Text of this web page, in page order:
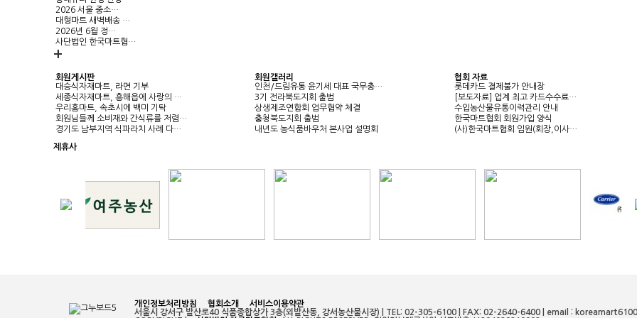
2026 서울 중소…
대형마트 새벽배송 …
2026년 6월 정…
사단법인 한국마트협…
+
회원게시판
대승식자재마트, 라면 기부
세종식자재마트, 흥해읍에 사랑의 …
우리홈마트, 속초시에 백미 기탁
회원님들께 소비재와 간식류를 저렴…
경기도 남부지역 식파라치 사례 다…
회원갤러리
인천/드림유통 윤기세 대표 국무총…
3기 전라북도지회 출범
상생제조연합회 업무협약 체결
충청북도지회 출범
내년도 농식품바우처 본사업 설명회
협회 자료
롯데카드 결제불가 안내장
[보도자료] 업계 최고 카드수수료…
수입농산물유통이력관리 안내
한국마트협회 회원가입 양식
(사)한국마트협회 임원(회장,이사…
제휴사
개인정보처리방침 협회소개
서비스이용약관
서울시 강서구 발산로40 식품종합상가 3층(외발산동, 강서농산물시장) | TEL: 02-305-6100 | FAX: 02-2640-6400 | email :